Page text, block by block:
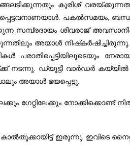
കുരിശ്‌
പകല്‍സമയം,
സമ്പ്രദായം ശിവരാജ്‌
അയാള്‍
പരാതിപ്പെട്ടിയിലൂടെയും
നടന്നു. ഡ്യൂട്ടി വാര്‍ഡര്‍ കയ്യില്‍
അയാള്‍ ഭയപ്പെട്ടു.
ഗേറ്റിലേക്കും നോക്കിക്കൊണ്ട്‌
ഇരുന്നു. ഇവിടെ